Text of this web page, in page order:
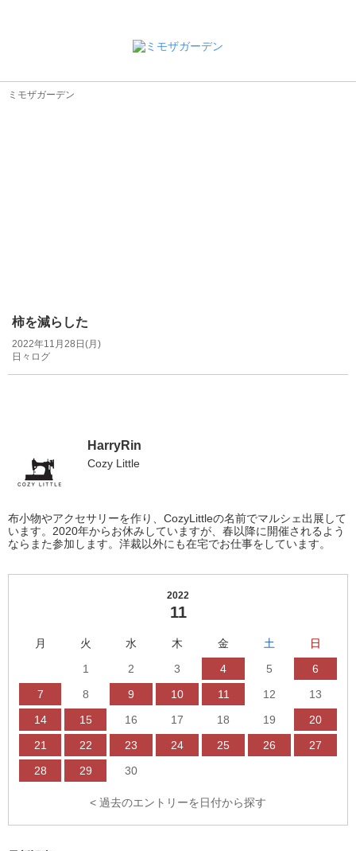
ミモザガーデン
柿を減らした
2022年11月28日(月)
日々ログ
HarryRin
Cozy Little
布小物やアクセサリーを作り、CozyLittleの名前でマルシェ出展して
います。2020年からお休みしていますが、春以降に開催されるよう
ならまた参加します。洋裁以外にも在宅でお仕事をしています。
2022
11
月 火 水 木 金 土
日
1
2 3 4 5
6
7
8 9 10 11 12
13
14
15 16 17 18 19
20
21
22 23 24 25 26
27
28
29 30
< 過去のエントリーを日付から探す